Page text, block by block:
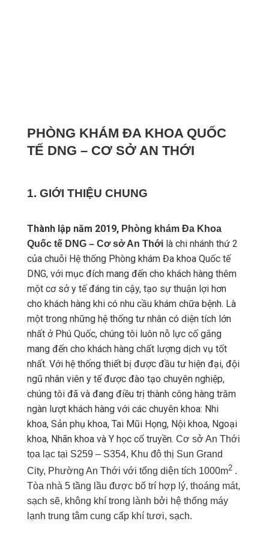
PHÒNG KHÁM ĐA KHOA QUỐC
TẾ DNG – CƠ SỞ AN THỚI
1. GIỚI THIỆU CHUNG
Thành lập năm 2019, Phòng khám Đa Khoa
Quốc tế DNG – Cơ sở An Thới là chi nhánh thứ 2
của chuỗi Hệ thống Phòng khám Đa khoa Quốc tế
DNG, với mục đích mang đến cho khách hàng thêm
một cơ sở y tế đáng tin cậy, tạo sự thuận lợi hơn
cho khách hàng khi có nhu cầu khám chữa bệnh. Là
một trong những hệ thống tư nhân có diện tích lớn
nhất ở Phú Quốc, chúng tôi luôn nỗ lực cố gắng
mang đến cho khách hàng chất lượng dịch vụ tốt
nhất. Với hệ thống thiết bị được đầu tư hiện đại, đội
ngũ nhân viên y tế được đào tạo chuyên nghiệp,
chúng tôi đã và đang điều trị thành công hàng trăm
ngàn lượt khách hàng với các chuyên khoa: Nhi
khoa, Sản phụ khoa, Tai Mũi Họng, Nội khoa, Ngoại
khoa, Nhãn khoa và Y học cổ truyền. Cơ sở An Thới
tọa lạc tại S259 – S354, Khu đô thị Sun Grand
City, Phường An Thới với tổng diện tích 1000m2 .
Tòa nhà 5 tầng lầu được bố trí hợp lý, thoáng mát,
sạch sẽ, không khí trong lành bởi hệ thống máy
lạnh trung tâm cung cấp khí tươi, sạch.